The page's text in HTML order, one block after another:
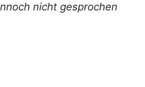
nicht gesprochen